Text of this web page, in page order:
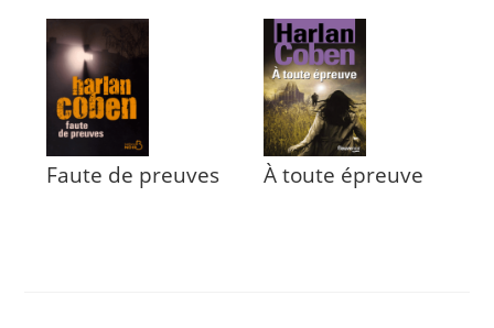
Faute de preuves À toute épreuve